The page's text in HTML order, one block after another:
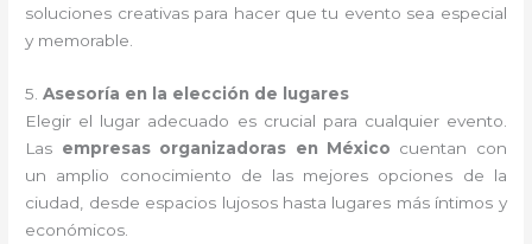
soluciones creativas para hacer que tu evento sea especial
y memorable.
5.Asesoría en la elección de lugares
Elegir el lugar adecuado es crucial para cualquier evento.
Las empresas organizadoras en México cuentan con
un amplio conocimiento de las mejores opciones de la
ciudad, desde espacios lujosos hasta lugares más íntimos y
económicos.